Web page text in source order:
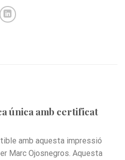
única amb certificat
amb aquesta impressió
Marc Ojosnegros. Aquesta